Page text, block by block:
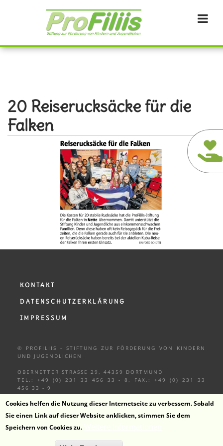
20 Reiserucksäcke für die
Falken
KONTAKT
DATENSCHUTZERKLÄRUNG
IMPRESSUM
© PROFILIIS - STIFTUNG ZUR FÖRDERUNG VON KINDERN
UND JUGENDLICHEN
OBERNETTER STRASSE 29, 44359 DORTMUND
TEL.: +49 (0) 231 33 456 33 - 8, FAX.: +49 (0) 231 33
456 33 - 9
Cookies helfen die Nutzung dieser Internetseite zu verbessern. Sobald
Sie einen Link auf dieser Website anklicken, stimmen Sie dem
Speichern von Cookies zu.